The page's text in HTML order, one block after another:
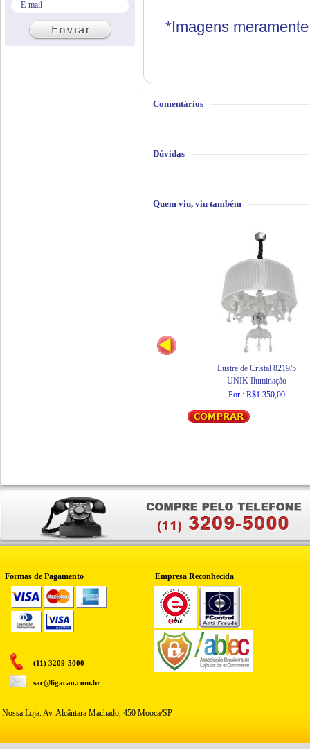
*Imagens
Comentários
Dúvidas
Quem viu, viu também
Lustre de Cristal 8219/5
UNIK Iluminação
Por : R$1.350,00
Formas de Pagamento Empresa Reconhecida
(11) 3209-5000
sac@ligacao.com.br
Nossa Loja: Av. Alcântara Machado, 450 Mooca/SP